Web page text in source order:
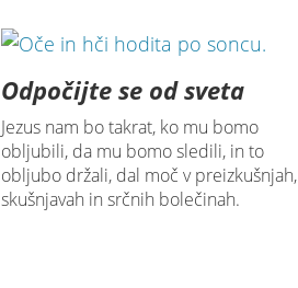
Odpočijte se od sveta
Jezus nam bo takrat, ko mu bomo
obljubili, da mu bomo sledili, in to
obljubo držali, dal moč v preizkušnjah,
skušnjavah in srčnih bolečinah.